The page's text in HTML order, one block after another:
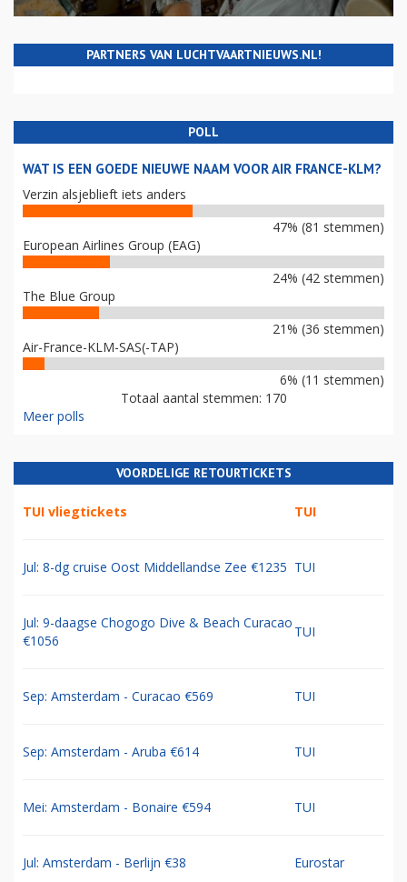
PARTNERS VAN LUCHTVAARTNIEUWS.NL!
POLL
WAT IS EEN GOEDE NIEUWE NAAM VOOR AIR FRANCE-KLM?
Verzin alsjeblieft iets anders
47% (81 stemmen)
European Airlines Group (EAG)
24% (42 stemmen)
The Blue Group
21% (36 stemmen)
Air-France-KLM-SAS(-TAP)
6% (11 stemmen)
Totaal aantal stemmen: 170
Meer polls
VOORDELIGE RETOURTICKETS
TUI vliegtickets TUI
Jul: 8-dg cruise Oost Middellandse Zee €1235 TUI
Jul: 9-daagse Chogogo Dive & Beach Curacao
€1056
TUI
Sep: Amsterdam - Curacao €569 TUI
Sep: Amsterdam - Aruba €614 TUI
Mei: Amsterdam - Bonaire €594 TUI
Jul: Amsterdam - Berlijn €38 Eurostar